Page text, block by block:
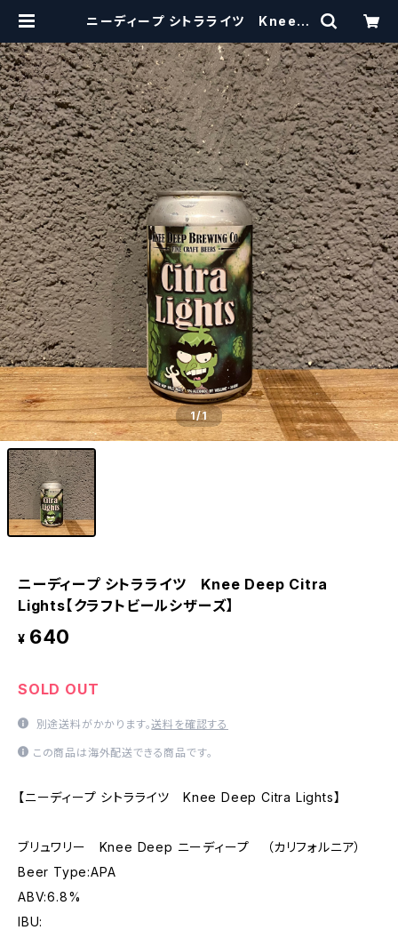
ニーディープ シトラライツ Knee D
シザーズ】 | craftbeerscissors
1/1
ニーディープ シトラライツ Knee Deep Citra
Lights【クラフトビールシザーズ】
¥ 640
SOLD OUT
別途送料がかかります。送料を確認する
この商品は海外配送できる商品です。
【ニーディープ シトラライツ Knee Deep Citra Lights】
ブリュワリー Knee Deep ニーディープ （カリフォルニア）
Beer Type:APA
ABV:6.8%
IBU: